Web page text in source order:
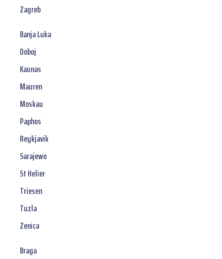
Zagreb
Banja Luka
Doboj
Kaunas
Mauren
Moskau
Paphos
Reykjavik
Sarajewo
St Helier
Triesen
Tuzla
Zenica
Braga